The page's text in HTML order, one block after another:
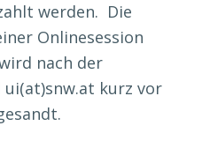
werden. Die
Onlinesession
nach der
kurz vor